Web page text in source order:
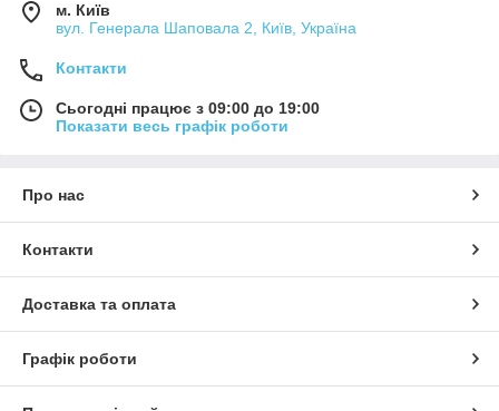
м. Київ
вул. Генерала Шаповала 2, Київ, Україна
Контакти
Сьогодні працює з 09:00 до 19:00
Показати весь графік роботи
Про нас
Контакти
Доставка та оплата
Графік роботи